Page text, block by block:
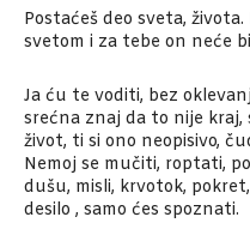
Postaćeš deo sveta,
svetom i za tebe on neće
Ja ću te voditi, bez
srećna znaj da to nije kraj,
život, ti si ono neopisivo,
Nemoj se mučiti, roptati,
dušu, misli, krvotok,
desilo , samo ćes spoznati.